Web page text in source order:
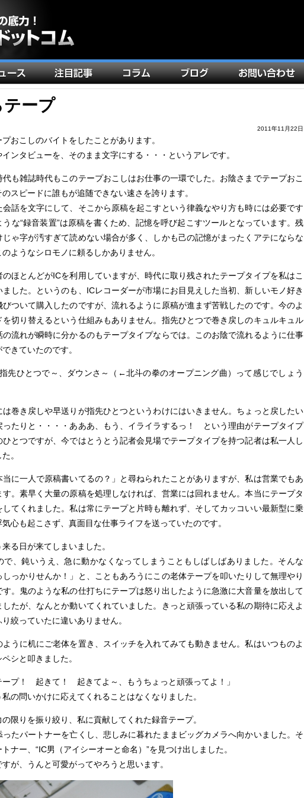
テープ
2011年11月22日
おこしのバイトをしたことがあります。
ンタビューを、そのまま文字にする・・・というアレです。
代も雑誌時代もこのテープおこしはお仕事の一環でした。お陰さまでテープおこ
スピードに誰もが追随できない速さを誇ります。
会話を文字にして、そこから原稿を起こすという律義なやり方も時には必要です
な“録音装置”は原稿を書くため、記憶を呼び起こすツールとなっています。残
ゃ字が汚すぎて読めない場合が多く、しかも己の記憶がまったくアテにならな
ようなシロモノに頼るしかありません。
ほとんどがICを利用していますが、時代に取り残されたテープタイプを私はこ
した。というのも、ICレコーダーが市場にお目見えした当初、新しいモノ好き
ついて購入したのですが、流れるように原稿が進まず苦戦したのです。今のよ
を切り替えるという仕組みもありません。指先ひとつで巻き戻しのキュルキュル
流れが瞬時に分かるのもテープタイプならでは。このお陰で流れるように仕事
きていたのです。
先ひとつで～、ダウンさ～（←北斗の拳のオープニング曲）って感じでしょう
は巻き戻しや早送りが指先ひとつというわけにはいきません。ちょっと戻したい
ったりと・・・・あああ、もう、イライラするっ！ という理由がテープタイプ
ひとつですが、今ではとうとう記者会見場でテープタイプを持つ記者は私一人し
。
に一人で原稿書いてるの？」と尋ねられたことがありますが、私は営業でもあ
す。素早く大量の原稿を処理しなければ、営業には回れません。本当にテープタ
してくれました。私は常にテープと片時も離れず、そしてカッコいい最新型に乗
心も起こさず、真面目な仕事ライフを送っていたのです。
る日が来てしまいました。
で、鈍いうえ、急に動かなくなってしまうこともしばしばありました。そんな
っかりせんか！」と、こともあろうにこの老体テープを叩いたりして無理やり
。鬼のような私の仕打ちにテープは怒り出したように急激に大音量を放出して
たが、なんとか動いてくれていました。きっと頑張っている私の期待に応えよ
絞っていたに違いありません。
ように机にご老体を置き、スイッチを入れてみても動きません。私はいつものよ
シと叩きました。
ープ！ 起きて！ 起きてよ～、もうちょっと頑張ってよ！」
の問いかけに応えてくれることはなくなりました。
限りを振り絞り、私に貢献してくれた録音テープ。
たパートナーを亡くし、悲しみに暮れたままビッグカメラへ向かいました。そ
ナー、“IC男（アイシーオーと命名）”を見つけ出しました。
が、うんと可愛がってやろうと思います。